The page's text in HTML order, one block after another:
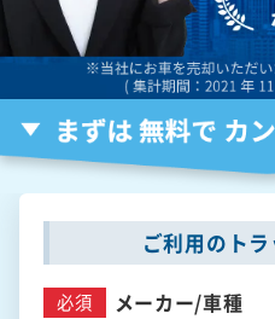
ご利用のト
必須 メーカー/車種